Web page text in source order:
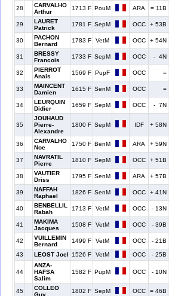
28
CARVALHO
Arthur
1713 F PouM ARA = 11B
29
LAURET
Patrick
1781 F SepM OCC + 53B
30
PACHON
Bernard
1783 F VetM OCC + 54N
31
BRESSY
Francois
1733 F SepM OCC - 4N
32
PIERROT
Anais
1569 F PupF OCC =
33
MAINCENT
Damien
1615 F SenM OCC =
34
LEURQUIN
Didier
1659 F SepM OCC - 7N
35
JOUHAUD
Pierre-
Alexandre
1800 F SepM IDF + 58N
36
CARVALHO
Noe
1750 F BenM ARA + 59N
37
NAVRATIL
Pierre
1810 F SepM OCC + 51B
38
VAUTIER
Driss
1795 F SenM ARA + 57B
39
NAFFAH
Raphael
1826 F SenM OCC + 41N
40
BENBELLIL
Rabah
1713 F VetM OCC - 13N
41
MAKIMA
Jacques
1508 F VetM OCC - 39B
42
VUILLEMIN
Bernard
1499 F VetM OCC - 21B
43 LEOST Joel 1526 F VetM OCC - 25B
44
ANZA-
HAFSA
Salim
1582 F PupM OCC - 10N
45
COLLEO
1802 F SepM OCC = 46B